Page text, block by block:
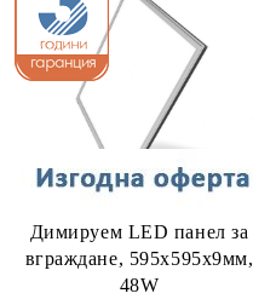
Димируем LED панел за
вграждане, 595х595х9мм,
48W